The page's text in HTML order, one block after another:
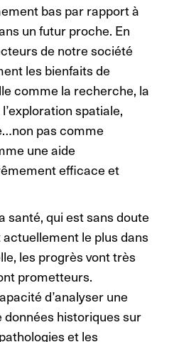
bas par rapport à
un futur proche. En
de notre société
les bienfaits de
comme la recherche, la
spatiale,
pas comme
une aide
efficace et
santé, qui est sans doute
le plus dans
les progrès vont très
prometteurs.
d’analyser une
historiques sur
et les